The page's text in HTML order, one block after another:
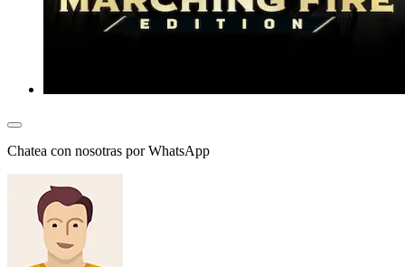
Chatea con nosotras por WhatsApp